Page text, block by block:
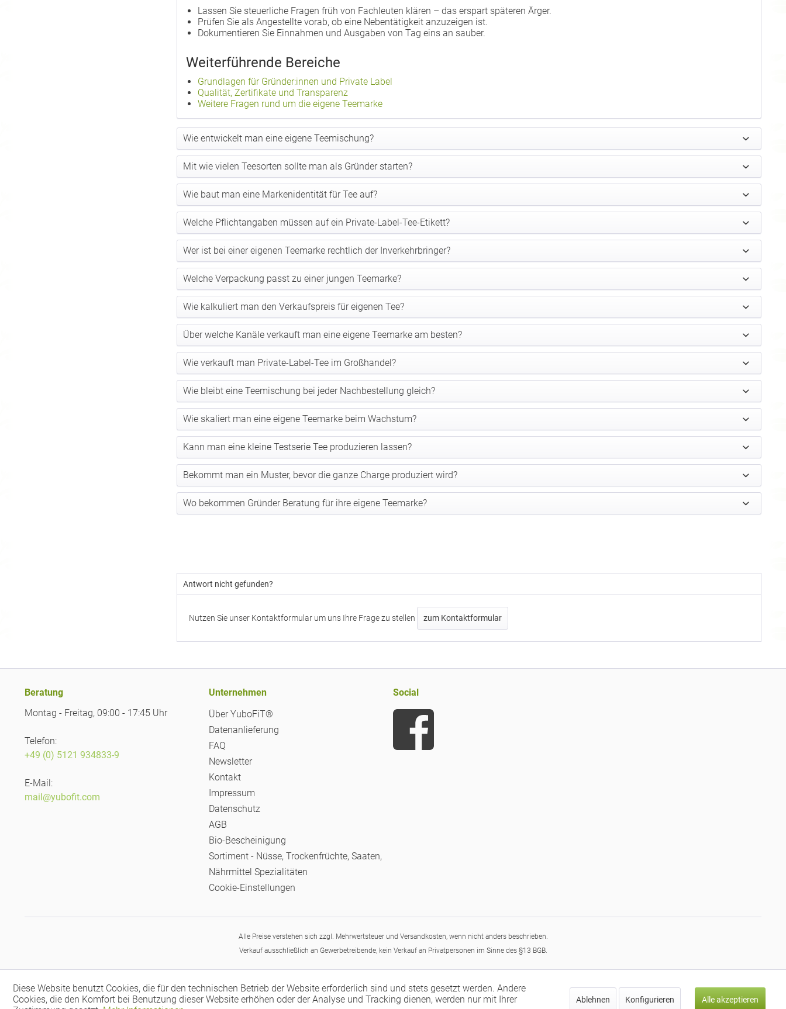
Lassen Sie steuerliche Fragen früh von Fachleuten klären – das erspart späteren Ärger.
Prüfen Sie als Angestellte vorab, ob eine Nebentätigkeit anzuzeigen ist.
Dokumentieren Sie Einnahmen und Ausgaben von Tag eins an sauber.
Weiterführende Bereiche
Grundlagen für Gründer:innen und Private Label
Qualität, Zertifikate und Transparenz
Weitere Fragen rund um die eigene Teemarke
Wie entwickelt man eine eigene Teemischung?
Mit wie vielen Teesorten sollte man als Gründer starten?
Wie baut man eine Markenidentität für Tee auf?
Welche Pflichtangaben müssen auf ein Private-Label-Tee-Etikett?
Wer ist bei einer eigenen Teemarke rechtlich der Inverkehrbringer?
Welche Verpackung passt zu einer jungen Teemarke?
Wie kalkuliert man den Verkaufspreis für eigenen Tee?
Über welche Kanäle verkauft man eine eigene Teemarke am besten?
Wie verkauft man Private-Label-Tee im Großhandel?
Wie bleibt eine Teemischung bei jeder Nachbestellung gleich?
Wie skaliert man eine eigene Teemarke beim Wachstum?
Kann man eine kleine Testserie Tee produzieren lassen?
Bekommt man ein Muster, bevor die ganze Charge produziert wird?
Wo bekommen Gründer Beratung für ihre eigene Teemarke?
Antwort nicht gefunden?
Nutzen Sie unser Kontaktformular um uns Ihre Frage zu stellen zum Kontaktformular
Beratung
Montag - Freitag, 09:00 - 17:45 Uhr
Telefon:
+49 (0) 5121 934833-9
E-Mail:
mail@yubofit.com
Unternehmen
Über YuboFiT®
Datenanlieferung
FAQ
Newsletter
Kontakt
Impressum
Datenschutz
AGB
Bio-Bescheinigung
Sortiment - Nüsse, Trockenfrüchte, Saaten,
Nährmittel Spezialitäten
Cookie-Einstellungen
Social
Alle Preise verstehen sich zzgl. Mehrwertsteuer und Versandkosten, wenn nicht anders beschrieben.
Verkauf ausschließlich an Gewerbetreibende, kein Verkauf an Privatpersonen im Sinne des §13 BGB.
Diese Website benutzt Cookies, die für den technischen Betrieb der Website erforderlich sind und stets gesetzt werden. Andere
Cookies, die den Komfort bei Benutzung dieser Website erhöhen oder der Analyse und Tracking dienen, werden nur mit Ihrer
Ablehnen Konfigurieren Alle akzeptieren